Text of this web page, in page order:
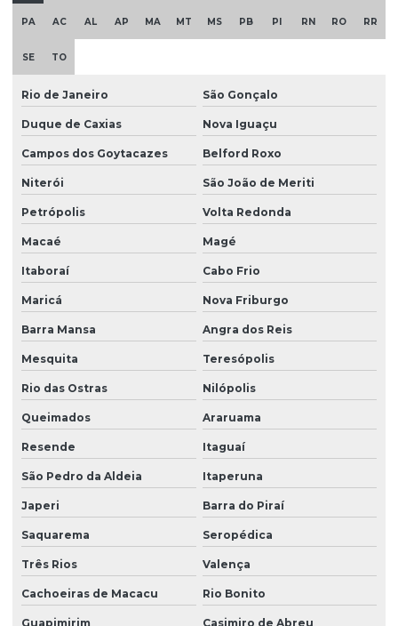
Empresa laudo spda
Empresa que faz ltcat
Empresa que faz pgr
Empresa sst esocial
Empresas de ltcat
Empresas que fazem ltcat
Esocial envio de eventos
Gestão de empregados esocial
Instalação de equipamentos contra incêndio
Laudo de análise ergonômica do trabalho
Laudo ergonômico do trabalho
Laudo de iluminância
Laudo insalubridade
Laudo de insalubridade ltcat
Laudo de insalubridade para mecânico
Laudo de insalubridade nr
Laudo de insalubridade nr 15
PA AC AL AP MA MT MS PB PI RN RO RR
SE TO
Rio de Janeiro São Gonçalo
Duque de Caxias Nova Iguaçu
Campos dos Goytacazes Belford Roxo
Niterói São João de Meriti
Petrópolis Volta Redonda
Macaé Magé
Itaboraí Cabo Frio
Maricá Nova Friburgo
Barra Mansa Angra dos Reis
Mesquita Teresópolis
Rio das Ostras Nilópolis
Queimados Araruama
Resende Itaguaí
São Pedro da Aldeia Itaperuna
Japeri Barra do Piraí
Saquarema Seropédica
Três Rios Valença
Cachoeiras de Macacu Rio Bonito
Guapimirim Casimiro de Abreu